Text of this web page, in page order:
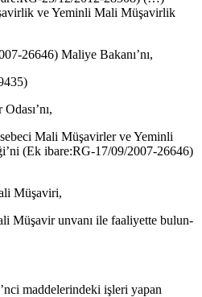
ve Yeminli Mali Müşavirlik
26646) Maliye Bakanı’nı,
Mali Müşavirler ve Yeminli
(Ek ibare:RG-17/09/2007-26646)
Müşaviri,
Müşavir unvanı ile faaliyette bulun­
maddelerindeki işleri yapan